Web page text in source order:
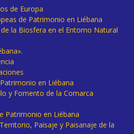
de Europa
de Patrimonio en Liébana
la Biosfera en el Entorno Natural
en Liébana
y Fomento de la Comarca
Patrimonio en Liébana
Paisaje y Paisanaje de la